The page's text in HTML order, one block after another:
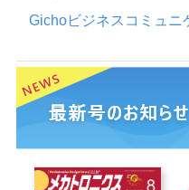
Gichoビジネスコミュニ